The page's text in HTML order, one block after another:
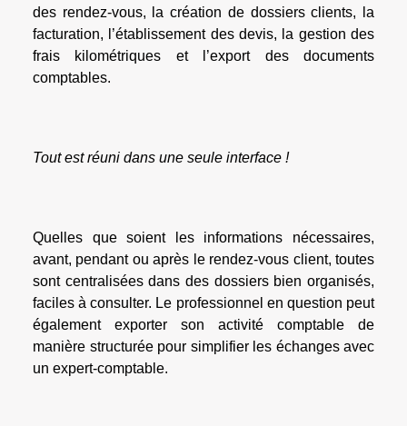
des rendez-vous, la création de dossiers clients, la
facturation, l’établissement des devis, la gestion des
frais kilométriques et l’export des documents
comptables.
Tout est réuni dans une seule interface !
Quelles que soient les informations nécessaires,
avant, pendant ou après le rendez-vous client, toutes
sont centralisées dans des dossiers bien organisés,
faciles à consulter. Le professionnel en question peut
également exporter son activité comptable de
manière structurée pour simplifier les échanges avec
un expert-comptable.